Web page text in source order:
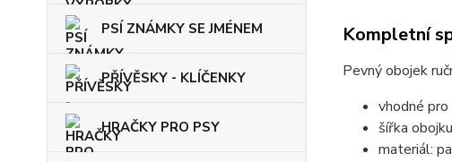
PSÍ ZNÁMKY SE JMÉNEM
PŘÍVĚSKY - KLÍČENKY
HRAČKY PRO PSY
Kompletní
Pevný obojek
vhodné
šířka
materiál: